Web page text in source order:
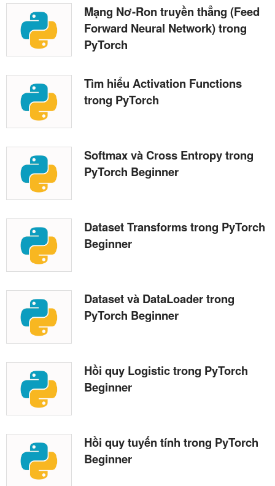
Mạng Nơ-Ron truyền thẳng (Feed
Forward Neural Network) trong
PyTorch
Tìm hiểu Activation Functions
trong PyTorch
Softmax và Cross Entropy trong
PyTorch Beginner
Dataset Transforms trong PyTorch
Beginner
Dataset và DataLoader trong
PyTorch Beginner
Hồi quy Logistic trong PyTorch
Beginner
Hồi quy tuyến tính trong PyTorch
Beginner